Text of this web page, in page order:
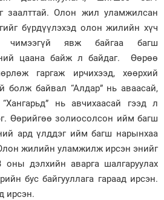
заалттай. Олон жил уламжилсан
бүрдүүлэхэд олон жилийн хүч
чимээгүй явж байгаа багш
цаана байж л байдаг. Өөрөө
гаргаж ирчихээд, хөөрхий
болж байвал “Алдар” нь аваасай,
нь авчихаасай гээд л
Өөрийгөө золиосолсон ийм багш
ард үлддэг ийм багш нарынхаа
жилийн уламжилж ирсэн энийг
оны дэлхийн аварга шалгаруулах
бус байгууллага гараад ирсэн.
ирсэн.